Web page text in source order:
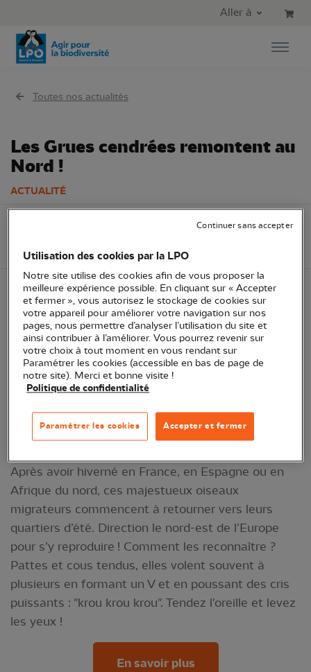
Aller au menu principal
Aller à
Toutes nos actualités
Les Grues cendrées remontent au
Nord !
ACTUALITÉ
Zoom espèce
Après avoir hiverné en France, en Espagne ou en
Afrique du nord, ces majestueux oiseaux
migrateurs commencent à retourner vers leurs
quartiers d’été. Direction le nord-est de l’Europe
pour s’y reproduire ! Comment les reconnaître ?
Pattes et cous tendus, elles volent souvent à
plusieurs en formant un V et en poussant des cris
puissants : "krou krou krou". Tendez l'oreille et levez
les yeux !
En savoir plus
Utilisation des cookies par la LPO
Notre site utilise des cookies afin de vous proposer la
meilleure expérience possible. En cliquant sur « Accepter
et fermer », vous autorisez le stockage de cookies sur
votre appareil pour améliorer votre navigation sur nos
pages, nous permettre d’analyser l’utilisation du site et
ainsi contribuer à l’améliorer. Vous pourrez revenir sur
votre choix à tout moment en vous rendant sur
Paramétrer les cookies (accessible en bas de page de
notre site). Merci et bonne visite !
Politique de confidentialité
Accepter et fermer
Paramétrer les cookies
Continuer sans accepter